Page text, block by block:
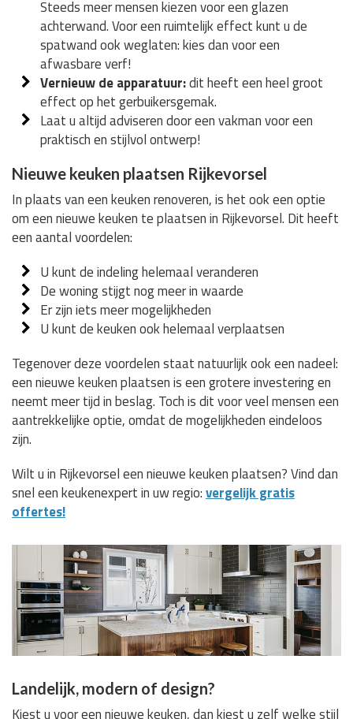
Steeds meer mensen kiezen voor een glazen
achterwand. Voor een ruimtelijk effect kunt u de
spatwand ook weglaten: kies dan voor een
afwasbare verf!
Vernieuw de apparatuur:dit heeft een heel groot
effect op het gerbuikersgemak.
Laat u altijd adviseren door een vakman voor een
praktisch en stijlvol ontwerp!
Nieuwe keuken plaatsen Rijkevorsel
In plaats van een keuken renoveren, is het ook een optie
om een nieuwe keuken te plaatsen in Rijkevorsel. Dit heeft
een aantal voordelen:
U kunt de indeling helemaal veranderen
De woning stijgt nog meer in waarde
Er zijn iets meer mogelijkheden
U kunt de keuken ook helemaal verplaatsen
Tegenover deze voordelen staat natuurlijk ook een nadeel:
een nieuwe keuken plaatsen is een grotere investering en
neemt meer tijd in beslag. Toch is dit voor veel mensen een
aantrekkelijke optie, omdat de mogelijkheden eindeloos
zijn.
Wilt u in Rijkevorsel een nieuwe keuken plaatsen? Vind dan
snel een keukenexpert in uw regio:vergelijk gratis
offertes!
Landelijk, modern of design?
Kiest u voor een nieuwe keuken, dan kiest u zelf welke stijl